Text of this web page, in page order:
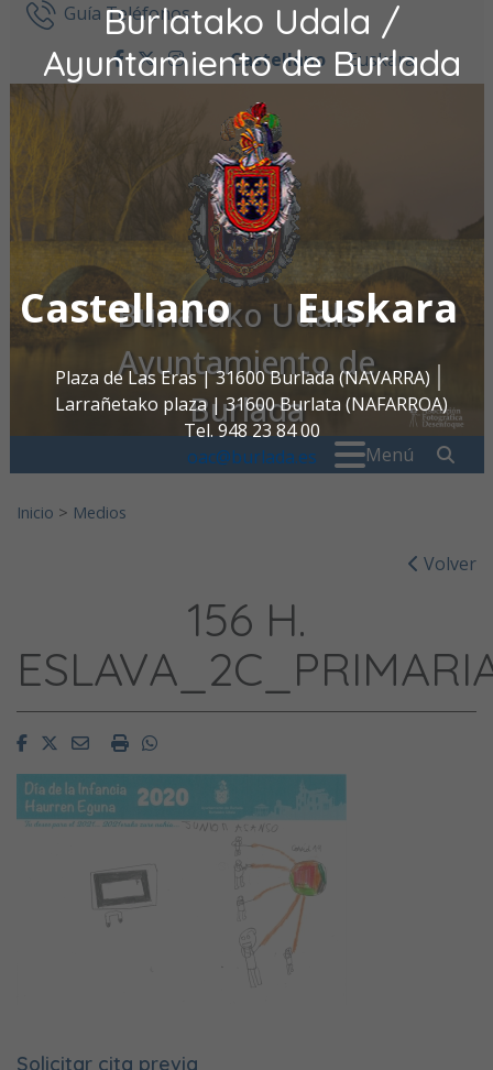
Burlatako Udala /
Ayuntamiento de Burlada
Castellano Euskara
Plaza de Las Eras | 31600 Burlada (NAVARRA)
Larrañetako plaza | 31600 Burlata (NAFARROA)
Tel. 948 23 84 00
oac@burlada.es
Ir al contenidoGuía Teléfonos
facebook
twitter
instagram
Castellano Euskara
Burlatako Udala /
Ayuntamiento de
Burlada
Menú
Inicio > Medios
Volver
156 H.
FacebookTwitterEmailImprimirWhatsapp
Solicitar cita previa